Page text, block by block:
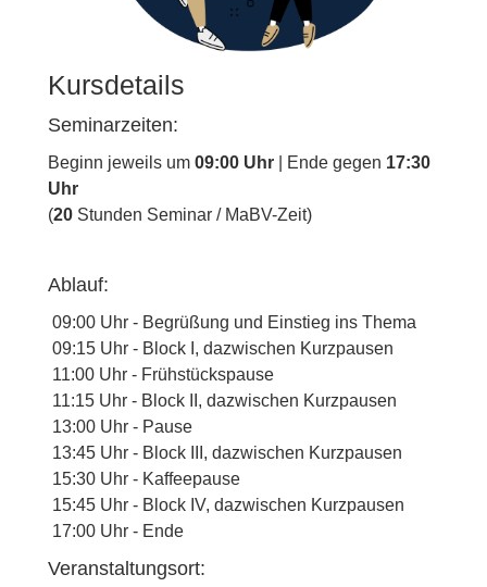
Kursdetails
Seminarzeiten:
Beginn jeweils um 09:00 Uhr | Ende gegen 17:30
Uhr
(20 Stunden Seminar / MaBV-Zeit)
Ablauf:
09:00 Uhr - Begrüßung und Einstieg ins Thema
09:15 Uhr - Block I, dazwischen Kurzpausen
11:00 Uhr - Frühstückspause
11:15 Uhr - Block II, dazwischen Kurzpausen
13:00 Uhr - Pause
13:45 Uhr - Block III, dazwischen Kurzpausen
15:30 Uhr - Kaffeepause
15:45 Uhr - Block IV, dazwischen Kurzpausen
17:00 Uhr - Ende
Veranstaltungsort: